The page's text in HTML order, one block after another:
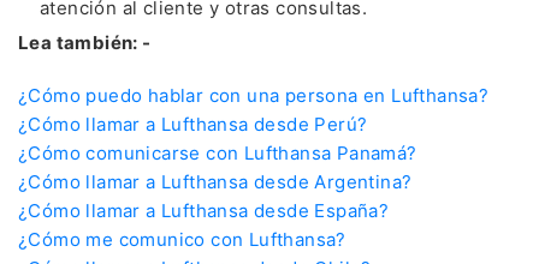
atención al cliente y otras consultas.
Lea también: -
¿Cómo puedo hablar con una persona en Lufthansa?
¿Cómo llamar a Lufthansa desde Perú?
¿Cómo comunicarse con Lufthansa Panamá?
¿Cómo llamar a Lufthansa desde Argentina?
¿Cómo llamar a Lufthansa desde España?
¿Cómo me comunico con Lufthansa?